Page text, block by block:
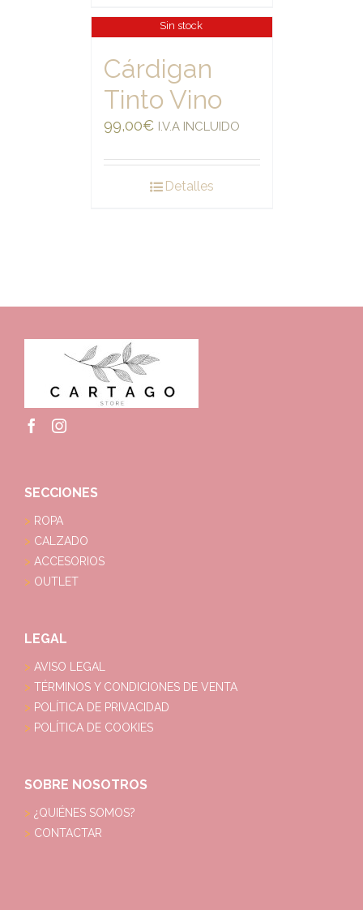
Sin stock
Cárdigan
Tinto Vino
99,00€ I.V.A INCLUIDO
Detalles
SECCIONES
ROPA
CALZADO
ACCESORIOS
OUTLET
LEGAL
AVISO LEGAL
TÉRMINOS Y CONDICIONES DE VENTA
POLÍTICA DE PRIVACIDAD
POLÍTICA DE COOKIES
SOBRE NOSOTROS
¿QUIÉNES SOMOS?
CONTACTAR